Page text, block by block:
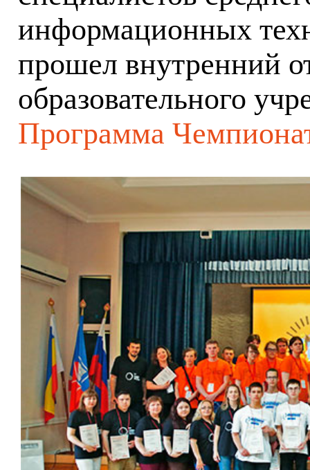
информационных
прошел внутренний
образовательного
Программа